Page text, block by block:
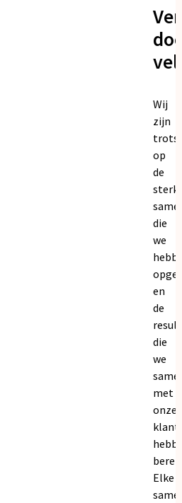
Wij
zijn
trots
op
de
die
we
en
de
die
we
met
onze
Elke